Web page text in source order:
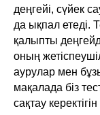
деңгейі, сүйек
да ықпал етеді.
қалыпты
оның
аурулар мен
мақалада біз
сақтау